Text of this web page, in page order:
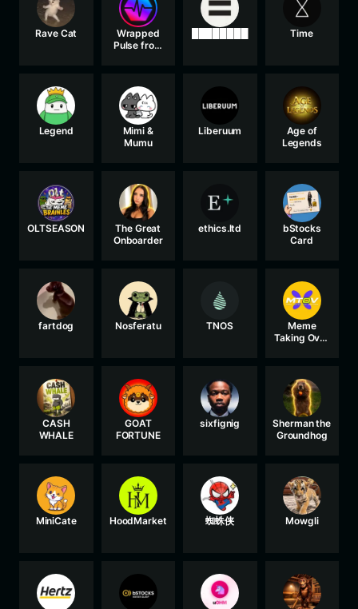
Rave Cat
Wrapped
Pulse from
Time
Legend
Mimi &
Mumu
Liberuum
Age of
Legends
OLTSEASON
The Great
Onboarder
ethics.ltd
bStocks
Card
fartdog Nosferatu TNOS
Meme
Taking Over
CASH
WHALE
GOAT
FORTUNE
sixfignig
Sherman the
Groundhog
MiniCate HoodMarket 蜘蛛侠 Mowgli